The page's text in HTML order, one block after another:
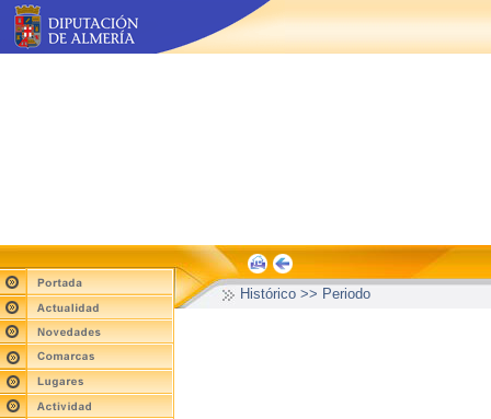
Histórico >> Periodo